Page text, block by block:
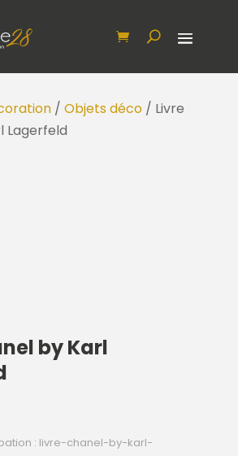
/ Objets déco/ Livre
Lagerfeld
by Karl
: livre-chanel-by-karl-